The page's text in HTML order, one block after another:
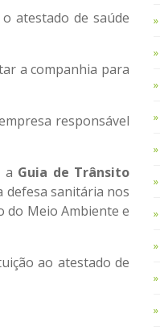
atestado de saúde
a companhia para
responsável
a Guia de Trânsito
sanitária nos
do Meio Ambiente e
ao atestado de